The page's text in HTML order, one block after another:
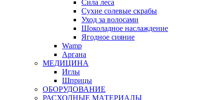
Сила леса
Сухие солевые скрабы
Уход за волосами
Шоколадное наслаждение
Ягодное сияние
Wamp
Аргана
МЕДИЦИНА
Иглы
Шприцы
ОБОРУДОВАНИЕ
РАСХОДНЫЕ МАТЕРИАЛЫ